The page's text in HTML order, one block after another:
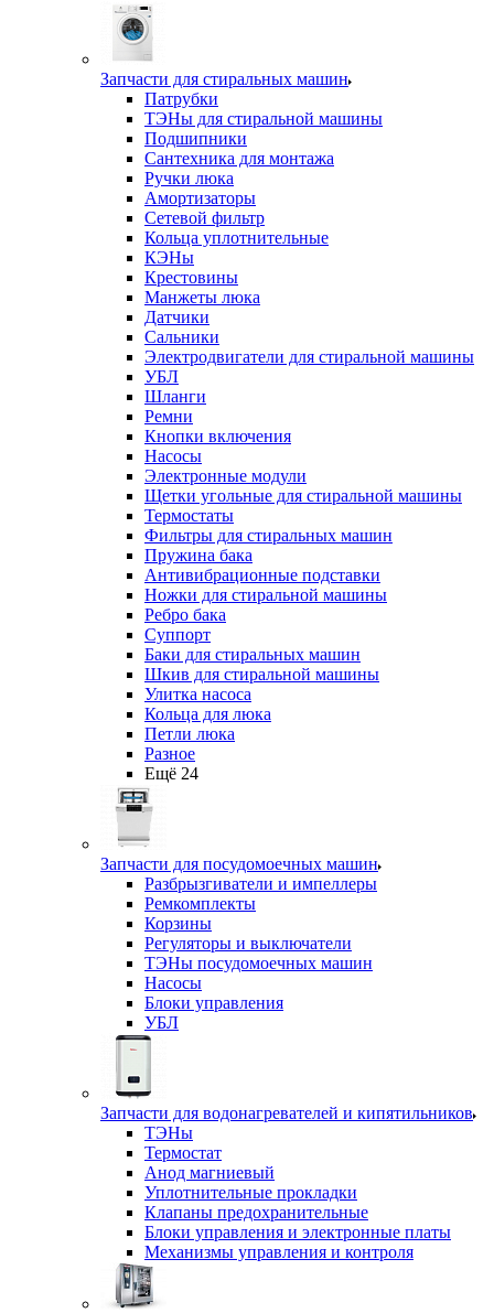
Запчасти для стиральных машин
Патрубки
ТЭНы для стиральной машины
Подшипники
Сантехника для монтажа
Ручки люка
Амортизаторы
Сетевой фильтр
Кольца уплотнительные
КЭНы
Крестовины
Манжеты люка
Датчики
Сальники
Электродвигатели для стиральной машины
УБЛ
Шланги
Ремни
Кнопки включения
Насосы
Электронные модули
Щетки угольные для стиральной машины
Термостаты
Фильтры для стиральных машин
Пружина бака
Антивибрационные подставки
Ножки для стиральной машины
Ребро бака
Суппорт
Баки для стиральных машин
Шкив для стиральной машины
Улитка насоса
Кольца для люка
Петли люка
Разное
Ещё 24
Запчасти для посудомоечных машин
Разбрызгиватели и импеллеры
Ремкомплекты
Корзины
Регуляторы и выключатели
ТЭНы посудомоечных машин
Насосы
Блоки управления
УБЛ
Запчасти для водонагревателей и кипятильников
ТЭНы
Термостат
Анод магниевый
Уплотнительные прокладки
Клапаны предохранительные
Блоки управления и электронные платы
Механизмы управления и контроля